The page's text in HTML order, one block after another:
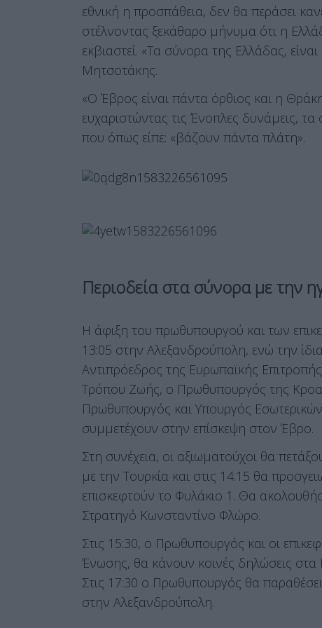
εθνική η προσπάθεια, δεν θα περάσει
στέλνοντας ξεκάθαρο μήνυμα ότι η
εκβιαστεί. «Τα σύνορα της Ελλάδας,
Μητσοτάκης.
«Ο Έβρος είναι πάντα όρθιος και η
ευχαριστώντας τις Ένοπλες δυνάμεις,
που όπως είπε: «βάζουν πάντα πλάτη».
Περιοδεία στα σύνορα με την
Η άφιξη του πρωθυπουργού και των
13:05 στην Αλεξανδρούπολη, ενώ την
Αντιπρόεδρος της Ευρωπαϊκής
Τρόπου Ζωής, ο Πρωθυπουργός της
Πρωθυπουργός και Υπουργός
συμμετέχουν στην επίσκεψη στον Έβρο.
Στη συνέχεια, οι αξιωματούχοι θα
με την Τουρκία και στις 14:15 θα
επισκεφτούν το Φυλάκιο 1. Θα
Στρατηγό Κωνσταντίνο Φλώρο.
Στις 15:30, ο Πρωθυπουργός και οι
Ένωσης, θα κάνουν κοινές δηλώσεις
Στις 17:30 ο Πρωθυπουργός θα
στην Αλεξανδρούπολη.